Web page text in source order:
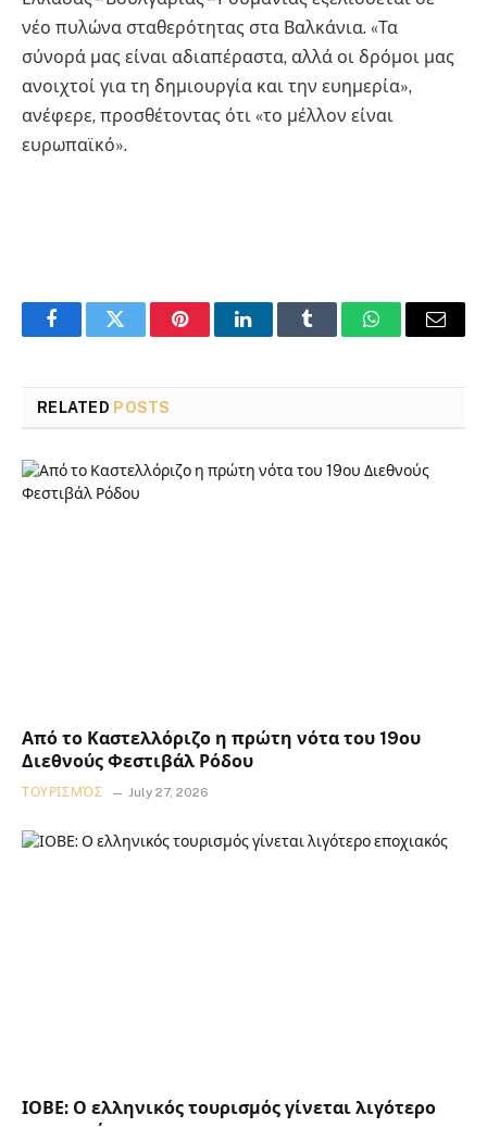
νέο πυλώνα σταθερότητας στα Βαλκάνια. «Τα
σύνορά μας είναι αδιαπέραστα, αλλά οι δρόμοι μας
ανοιχτοί για τη δημιουργία και την ευημερία»,
ανέφερε, προσθέτοντας ότι «το μέλλον είναι
ευρωπαϊκό».
FacebookTwitter PinterestLinkedInTumblr WhatsAppEmail
RELATED POSTS
Από το Καστελλόριζο η πρώτη νότα του 19ου
Διεθνούς Φεστιβάλ Ρόδου
ΤΟΥΡΙΣΜΌΣ July 27, 2026
ΙΟΒΕ: Ο ελληνικός τουρισμός γίνεται λιγότερο